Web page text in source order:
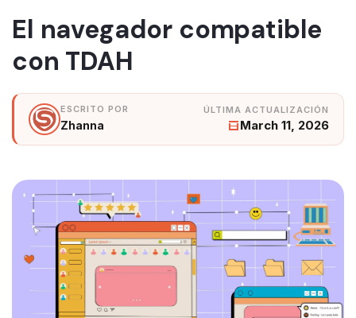
El navegador compatible
con TDAH
Zhanna March 11, 2026